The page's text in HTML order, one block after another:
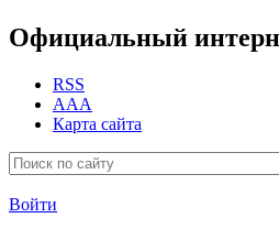
Официальный
RSS
AAA
Карта сайта
Войти